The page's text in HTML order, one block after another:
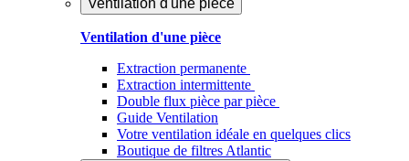
Ventilation d'une pièce
Ventilation d'une pièce
Extraction permanente
Extraction intermittente
Double flux pièce par pièce
Guide Ventilation
Votre ventilation idéale en quelques clics
Boutique de filtres Atlantic